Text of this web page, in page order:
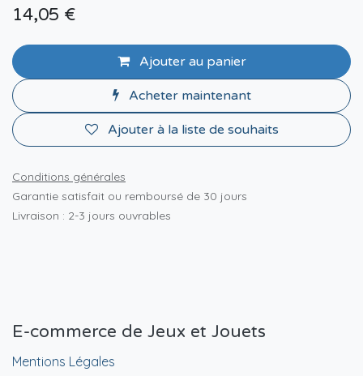
14,05 €
Ajouter au panier
Acheter maintenant
Ajouter à la liste de souhaits
Conditions générales
Garantie satisfait ou remboursé de 30 jours
Livraison : 2-3 jours ouvrables
E-commerce de Jeux et Jouets
Mentions Légales